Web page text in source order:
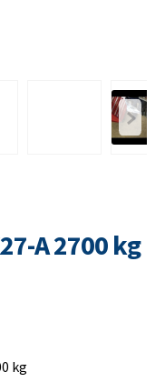
A 2700 kg
kg